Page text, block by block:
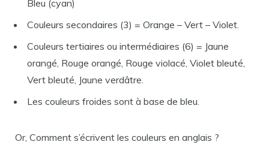
Bleu (cyan)
Couleurs secondaires (3) = Orange – Vert – Violet.
Couleurs tertiaires ou intermédiaires (6) = Jaune
orangé, Rouge orangé, Rouge violacé, Violet bleuté,
Vert bleuté, Jaune verdâtre.
Les couleurs froides sont à base de bleu.
Or, Comment s’écrivent les couleurs en anglais ?